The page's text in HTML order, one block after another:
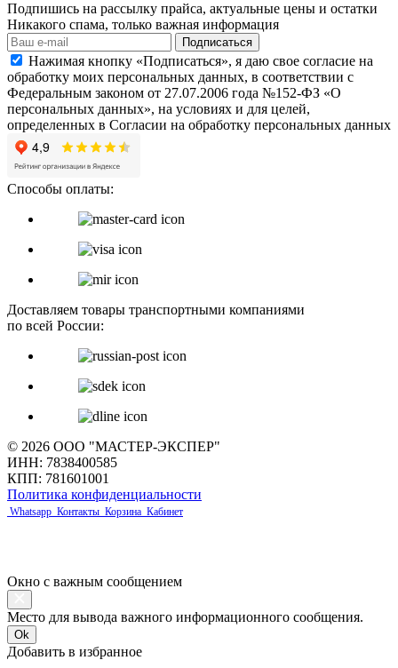
Подпишись на рассылку прайса, актуальные цены и остатки
Никакого спама, только важная информация
Подписаться
Нажимая кнопку «Подписаться», я даю свое согласие на
обработку моих персональных данных, в соответствии с
Федеральным законом от 27.07.2006 года №152-ФЗ «О
персональных данных», на условиях и для целей,
определенных в Согласии на обработку персональных данных
Способы оплаты:
Доставляем товары транспортными компаниями
по всей России:
© 2026 ООО "МАСТЕР-ЭКСПЕР"
ИНН: 7838400585
КПП: 781601001
Политика конфиденциальности
Whatsapp Контакты Корзина Кабинет
Окно с важным сообщением
Место для вывода важного информационного сообщения.
Ok
Добавить в избранное